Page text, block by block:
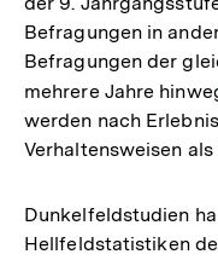
Befragungen in
Befragungen der
mehrere Jahre
werden nach
Verhaltensweisen
Dunkelfeldstudien
Hellfeldstatistiken